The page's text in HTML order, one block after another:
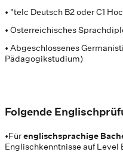
• "telc Deutsch B2 oder C1
• Österreichisches
• Abgeschlossenes
Pädagogikstudium)
Folgende
•Fürenglischsprachige
Englischkenntnisse auf Level